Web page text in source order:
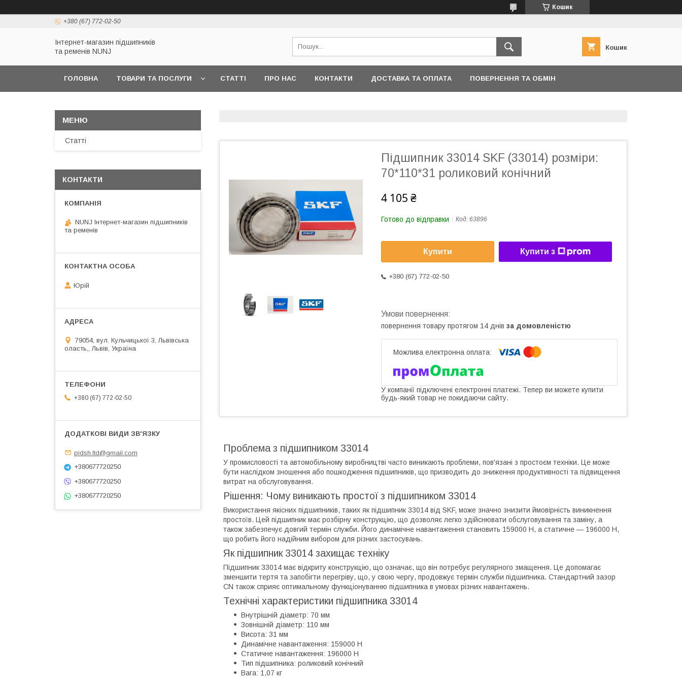
Кошик
+380 (67) 772-02-50
Інтернет-магазин підшипників
та ременів NUNJ
Кошик
ГОЛОВНА ТОВАРИ ТА ПОСЛУГИ СТАТТІ ПРО НАС КОНТАКТИ ДОСТАВКА ТА ОПЛАТА ПОВЕРНЕННЯ ТА ОБМІН
Підшипник 33014 SKF (33014) розміри:
70*110*31 роликовий конічний
4 105 ₴
Готово до відправки Код: 63896
Купити Купити з
+380 (67) 772-02-50
повернення товару протягом 14 днів за домовленістю
У компанії підключені електронні платежі. Тепер ви можете купити
будь-який товар не покидаючи сайту.
Проблема з підшипником 33014
У промисловості та автомобільному виробництві часто виникають проблеми, пов'язані з простоєм техніки. Це може
бути наслідком зношення або пошкодження підшипників, що призводить до зниження продуктивності та підвищення
витрат на обслуговування.
Рішення: Чому виникають простої з підшипником 33014
Використання якісних підшипників, таких як підшипник 33014 від SKF, може значно знизити ймовірність виникнення
простоїв. Цей підшипник має розбірну конструкцію, що дозволяє легко здійснювати обслуговування та заміну, а
також забезпечує довгий термін служби. Його динамічне навантаження становить 159000 Н, а статичне — 196000 Н,
що робить його надійним вибором для різних застосувань.
Як підшипник 33014 захищає техніку
Підшипник 33014 має відкриту конструкцію, що означає, що він потребує регулярного змащення. Це допомагає
зменшити тертя та запобігти перегріву, що, у свою чергу, продовжує термін служби підшипника. Стандартний зазор
CN також сприяє оптимальному функціонуванню підшипника в умовах різних навантажень.
Технічні характеристики підшипника 33014
Внутрішній діаметр: 70 мм
Зовнішній діаметр: 110 мм
Висота: 31 мм
Динамічне навантаження: 159000 Н
Статичне навантаження: 196000 Н
Тип підшипника: роликовий конічний
Вага: 1,07 кг
Статті
КОНТАКТИ
NUNJ Інтернет-магазин підшипників
та ременів
Юрій
79054, вул. Кульчицької 3, Львівська
оласть,, Львів, Україна
+380 (67) 772-02-50
pidsh.ltd@gmail.com
+380677720250
+380677720250
+380677720250